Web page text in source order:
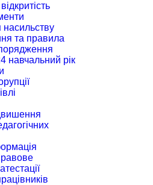
насильству
та правила
навчальний рік